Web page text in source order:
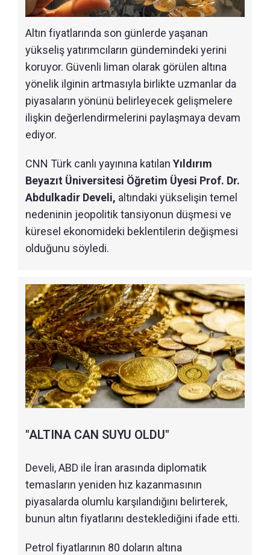
Altın fiyatlarında son günlerde yaşanan
yükseliş yatırımcıların gündemindeki yerini
koruyor. Güvenli liman olarak görülen altına
yönelik ilginin artmasıyla birlikte uzmanlar da
piyasaların yönünü belirleyecek gelişmelere
ilişkin değerlendirmelerini paylaşmaya devam
ediyor.
CNN Türk canlı yayınına katılan Yıldırım
Beyazıt Üniversitesi Öğretim Üyesi Prof. Dr.
Abdulkadir Develi, altındaki yükselişin temel
nedeninin jeopolitik tansiyonun düşmesi ve
küresel ekonomideki beklentilerin değişmesi
olduğunu söyledi.
"ALTINA CAN SUYU OLDU"
Develi, ABD ile İran arasında diplomatik
temasların yeniden hız kazanmasının
piyasalarda olumlu karşılandığını belirterek,
bunun altın fiyatlarını desteklediğini ifade etti.
Petrol fiyatlarının 80 doların altına